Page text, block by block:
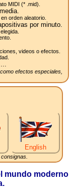
MIDI (* .mid).
orden aleatorio.
por minuto.
videos o efectos.
efectos especiales,
English
mundo moderno